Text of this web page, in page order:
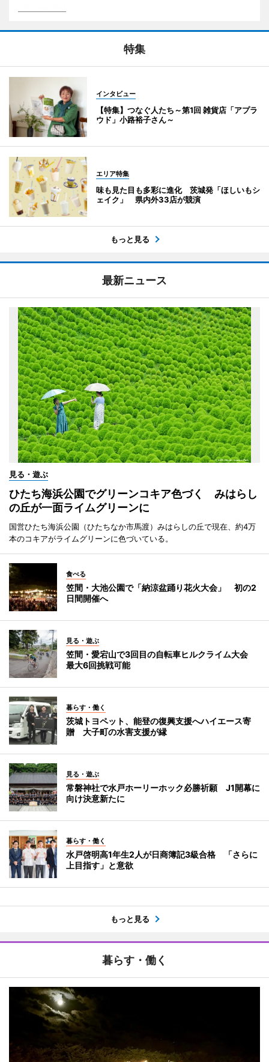
特集
インタビュー
【特集】つなぐ人たち～第1回 雑貨店「アプラ
ウド」小路裕子さん～
エリア特集
味も見た目も多彩に進化 茨城発「ほしいもシ
ェイク」 県内外33店が競演
もっと見る
最新ニュース
見る・遊ぶ
ひたち海浜公園でグリーンコキア色づく みはらし
の丘が一面ライムグリーンに
国営ひたち海浜公園（ひたちなか市馬渡）みはらしの丘で現在、約4万
本のコキアがライムグリーンに色づいている。
食べる
笠間・大池公園で「納涼盆踊り花火大会」 初の2
日間開催へ
見る・遊ぶ
笠間・愛宕山で3回目の自転車ヒルクライム大会
最大6回挑戦可能
暮らす・働く
茨城トヨペット、能登の復興支援へハイエース寄
贈 大子町の水害支援が縁
見る・遊ぶ
常磐神社で水戸ホーリーホック必勝祈願 J1開幕に
向け決意新たに
暮らす・働く
水戸啓明高1年生2人が日商簿記3級合格 「さらに
上目指す」と意欲
もっと見る
暮らす・働く